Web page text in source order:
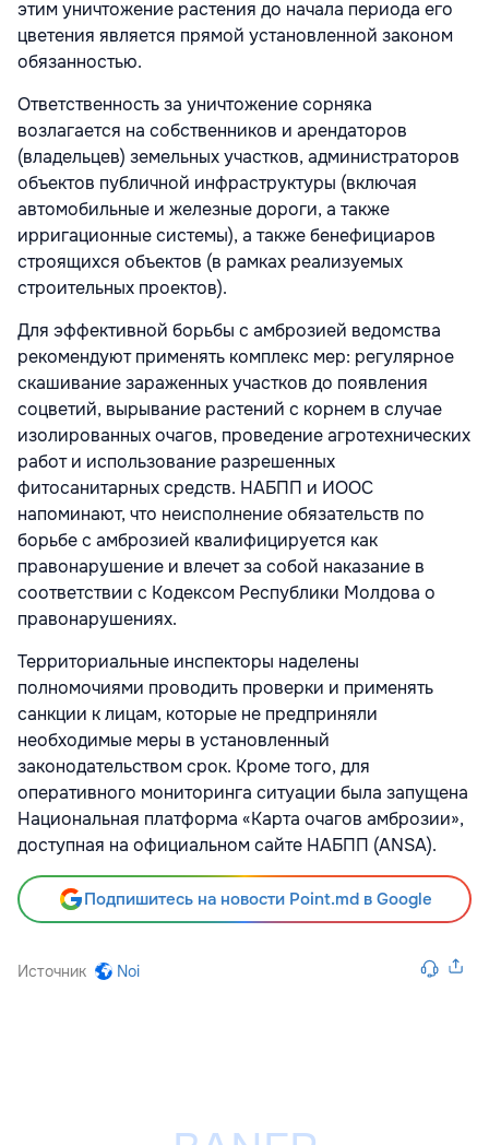
этим уничтожение растения до начала периода его
цветения является прямой установленной законом
обязанностью.
Ответственность за уничтожение сорняка
возлагается на собственников и арендаторов
(владельцев) земельных участков, администраторов
объектов публичной инфраструктуры (включая
автомобильные и железные дороги, а также
ирригационные системы), а также бенефициаров
строящихся объектов (в рамках реализуемых
строительных проектов).
Для эффективной борьбы с амброзией ведомства
рекомендуют применять комплекс мер: регулярное
скашивание зараженных участков до появления
соцветий, вырывание растений с корнем в случае
изолированных очагов, проведение агротехнических
работ и использование разрешенных
фитосанитарных средств. НАБПП и ИООС
напоминают, что неисполнение обязательств по
борьбе с амброзией квалифицируется как
правонарушение и влечет за собой наказание в
соответствии с Кодексом Республики Молдова о
правонарушениях.
Территориальные инспекторы наделены
полномочиями проводить проверки и применять
санкции к лицам, которые не предприняли
необходимые меры в установленный
законодательством срок. Кроме того, для
оперативного мониторинга ситуации была запущена
Национальная платформа «Карта очагов амброзии»,
доступная на официальном сайте НАБПП (ANSA).
Подпишитесь на новости Point.md в Google
Источник Noi